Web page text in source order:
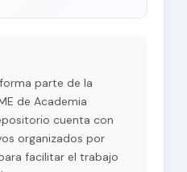
parte de la
de Academia
cuenta con
organizados por
facilitar el trabajo